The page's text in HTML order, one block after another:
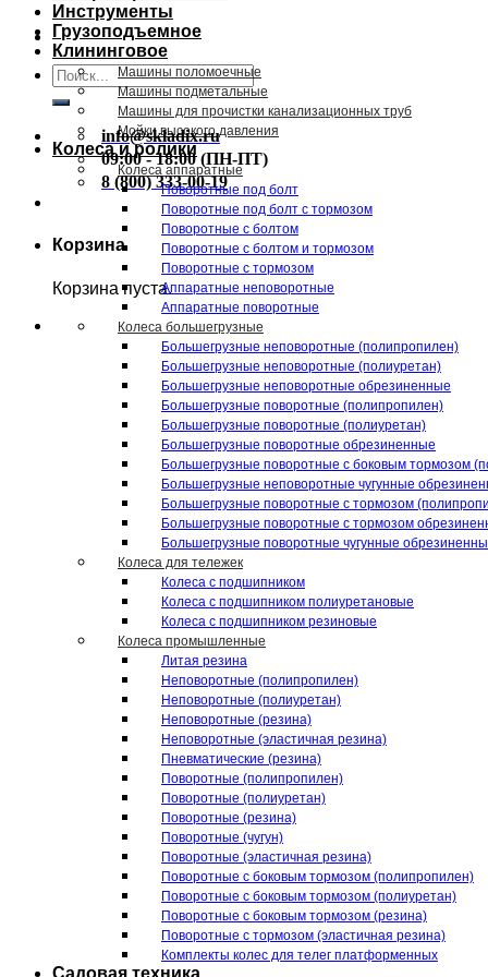
Искать:
info@skladix.ru
09:00 - 18:00 (ПН-ПТ)
8 (800) 333-00-19
Корзина
Корзина пуста.
Инструменты
Грузоподъемное
Клининговое
Машины поломоечные
Машины подметальные
Машины для прочистки канализационных труб
Мойки высокого давления
Колеса и ролики
Колеса аппаратные
Поворотные под болт
Поворотные под болт с тормозом
Поворотные с болтом
Поворотные с болтом и тормозом
Поворотные с тормозом
Аппаратные неповоротные
Аппаратные поворотные
Колеса большегрузные
Большегрузные неповоротные (полипропилен)
Большегрузные неповоротные (полиуретан)
Большегрузные неповоротные обрезиненные
Большегрузные поворотные (полипропилен)
Большегрузные поворотные (полиуретан)
Большегрузные поворотные обрезиненные
Большегрузные поворотные с боковым тормозом
Большегрузные неповоротные чугунные
Большегрузные поворотные с тормозом
Большегрузные поворотные с тормозом
Большегрузные поворотные чугунные
Колеса для тележек
Колеса с подшипником
Колеса с подшипником полиуретановые
Колеса с подшипником резиновые
Колеса промышленные
Литая резина
Неповоротные (полипропилен)
Неповоротные (полиуретан)
Неповоротные (резина)
Неповоротные (эластичная резина)
Пневматические (резина)
Поворотные (полипропилен)
Поворотные (полиуретан)
Поворотные (резина)
Поворотные (чугун)
Поворотные (эластичная резина)
Поворотные c боковым тормозом (полипропилен)
Поворотные c боковым тормозом (полиуретан)
Поворотные c боковым тормозом (резина)
Поворотные c тормозом (эластичная резина)
Комплекты колес для телег платформенных
Садовая техника